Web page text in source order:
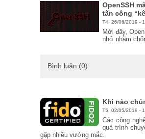
OpenSSH
tấn công
T4, 26/06/2019 -
Mới đây,
nhớ nhằm
Bình luận (0)
Khi nào
T5, 02/05/2019 -
Các công
quá trình
gặp nhiều vướng mắc.